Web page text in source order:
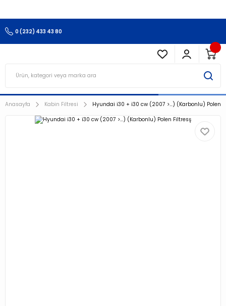
0 (232) 433 43 80
Anasayfa Kabin Filtresi Hyundai i30 + i30 cw (2007 >…) (Karbonlu) Polen